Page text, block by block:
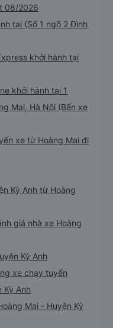
08/2026
tại (Số 1 ngõ 2 Đình
khởi hành tại
khởi hành tại 1
Mai, Hà Nội (Bến xe
xe từ Hoàng Mai đi
Kỳ Anh từ Hoàng
giá nhà xe Hoàng
Kỳ Anh
xe chạy tuyến
Kỳ Anh
Mai - Huyện Kỳ